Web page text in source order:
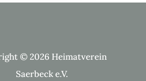
© 2026 Heimatverein
Saerbeck e.V.